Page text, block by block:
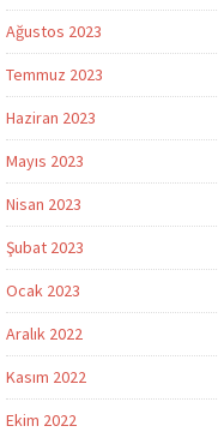
Ağustos 2023
Temmuz 2023
Haziran 2023
Mayıs 2023
Nisan 2023
Şubat 2023
Ocak 2023
Aralık 2022
Kasım 2022
Ekim 2022